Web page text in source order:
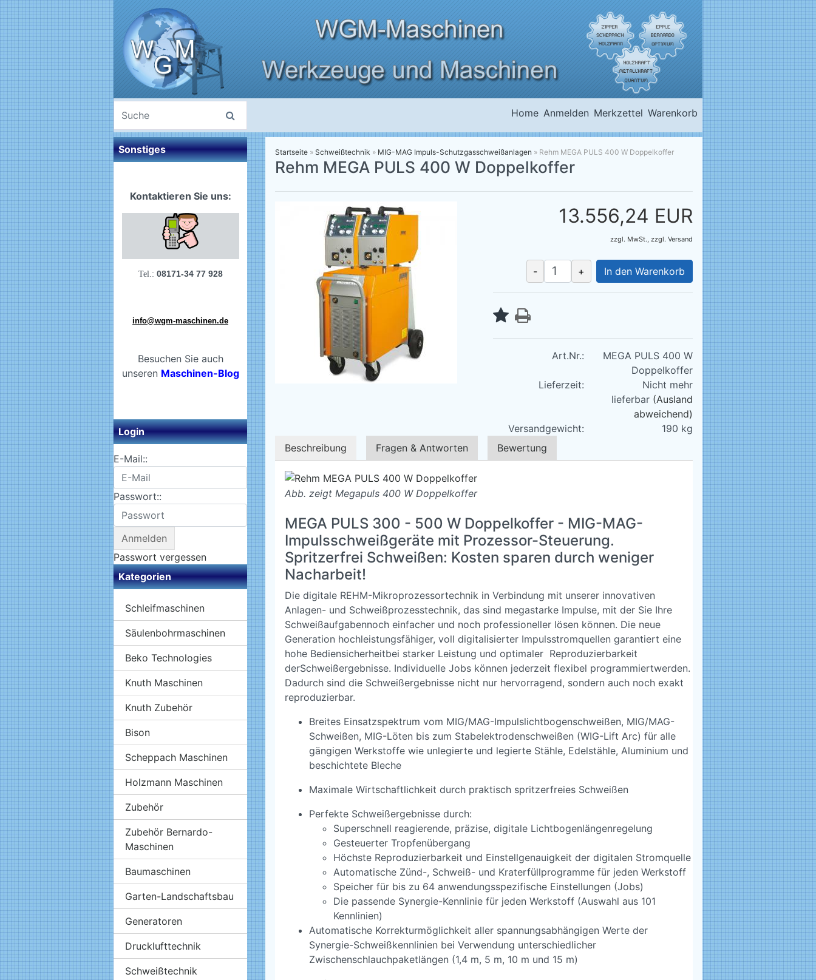
Home Anmelden Merkzettel Warenkorb
Sonstiges
Kontaktieren Sie uns:
Tel.: 08171-34 77 928
info@wgm-maschinen.de
Besuchen Sie auch
unseren Maschinen-Blog
Login
E-Mail::
Passwort::
Passwort vergessen
Kategorien
Schleifmaschinen
Säulenbohrmaschinen
Beko Technologies
Knuth Maschinen
Knuth Zubehör
Bison
Scheppach Maschinen
Holzmann Maschinen
Zubehör
Zubehör Bernardo-
Maschinen
Baumaschinen
Garten-Landschaftsbau
Generatoren
Drucklufttechnik
Schweißtechnik
Startseite » Schweißtechnik » MIG-MAG Impuls-Schutzgasschweißanlagen » Rehm MEGA PULS 400 W Doppelkoffer
Rehm MEGA PULS 400 W Doppelkoffer
13.556,24 EUR
zzgl. MwSt., zzgl. Versand
- + In den Warenkorb
Art.Nr.:
MEGA PULS 400 W
Doppelkoffer
Lieferzeit:
Nicht mehr
lieferbar (Ausland
abweichend)
Versandgewicht:
190 kg
Beschreibung
Fragen & Antworten Bewertung
Abb. zeigt Megapuls 400 W Doppelkoffer
MEGA PULS 300 - 500 W Doppelkoffer - MIG-MAG-
Impulsschweißgeräte mit Prozessor-Steuerung.
Spritzerfrei Schweißen: Kosten sparen durch weniger
Nacharbeit!
Die digitale REHM-Mikroprozessortechnik in Verbindung mit unserer innovativen
Anlagen- und Schweißprozesstechnik, das sind megastarke Impulse, mit der Sie Ihre
Schweißaufgabennoch einfacher und noch professioneller lösen können. Die neue
Generation hochleistungsfähiger, voll digitalisierter Impulsstromquellen garantiert eine
hohe Bediensicherheitbei starker Leistung und optimaler Reproduzierbarkeit
derSchweißergebnisse. Individuelle Jobs können jederzeit flexibel programmiertwerden.
Dadurch sind die Schweißergebnisse nicht nur hervorragend, sondern auch noch exakt
reproduzierbar.
Breites Einsatzspektrum vom MIG/MAG-Impulslichtbogenschweißen, MIG/MAG-
Schweißen, MIG-Löten bis zum Stabelektrodenschweißen (WIG-Lift Arc) für alle
gängigen Werkstoffe wie unlegierte und legierte Stähle, Edelstähle, Aluminium und
beschichtete Bleche
Maximale Wirtschaftlichkeit durch praktisch spritzerfreies Schweißen
Perfekte Schweißergebnisse durch:
Superschnell reagierende, präzise, digitale Lichtbogenlängenregelung
Gesteuerter Tropfenübergang
Höchste Reproduzierbarkeit und Einstellgenauigkeit der digitalen Stromquelle
Automatische Zünd-, Schweiß- und Kraterfüllprogramme für jeden Werkstoff
Speicher für bis zu 64 anwendungsspezifische Einstellungen (Jobs)
Die passende Synergie-Kennlinie für jeden Werkstoff (Auswahl aus 101
Kennlinien)
Automatische Korrekturmöglichkeit aller spannungsabhängigen Werte der
Synergie-Schweißkennlinien bei Verwendung unterschiedlicher
Zwischenschlauchpaketlängen (1,4 m, 5 m, 10 m und 15 m)